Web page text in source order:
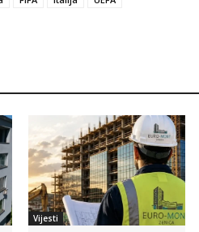
Vijesti